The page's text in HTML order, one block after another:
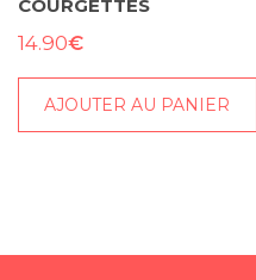
COURGETTES
14.90€
AJOUTER AU PANIER